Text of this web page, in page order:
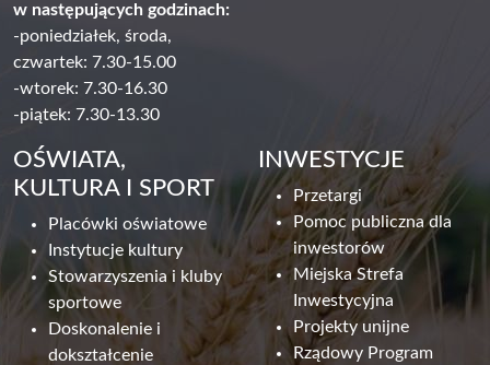
w następujących godzinach:
-poniedziałek, środa,
czwartek: 7.30-15.00
-wtorek: 7.30-16.30
-piątek: 7.30-13.30
OŚWIATA,
KULTURA I SPORT
Placówki oświatowe
Instytucje kultury
Stowarzyszenia i kluby
sportowe
Doskonalenie i
dokształcenie
INWESTYCJE
Przetargi
Pomoc publiczna dla
inwestorów
Miejska Strefa
Inwestycyjna
Projekty unijne
Rządowy Program